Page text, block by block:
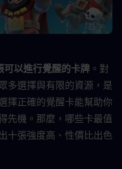
可以進行覺醒的卡牌 。對
多選擇與有限的資源，是
擇正確的覺醒卡能幫助你
先機。那麼，哪些卡最值
十張強度高、性價比出色